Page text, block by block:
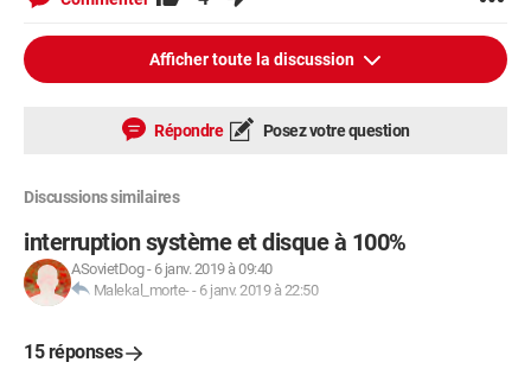
Afficher toute la discussion
Répondre Posez votre question
Discussions similaires
interruption système et disque à 100%
ASovietDog- 6 janv. 2019 à 09:40
Malekal_morte-- 6 janv. 2019 à 22:50
15 réponses